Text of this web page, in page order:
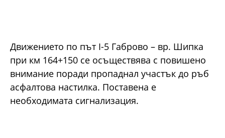
Движението по път I-5 Габрово – вр. Шипка
при км 164+150 се осъществява с повишено
внимание поради пропаднал участък до ръб
асфалтова настилка. Поставена е
необходимата сигнализация.